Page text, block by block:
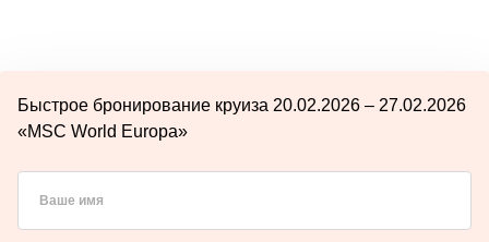
Быстрое бронирование круиза 20.02.2026 – 27.02.2026
«MSC World Europa»
Ваше имя